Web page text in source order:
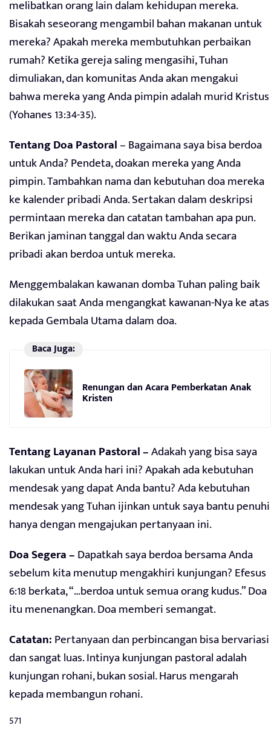
melibatkan orang lain dalam kehidupan mereka.
Bisakah seseorang mengambil bahan makanan untuk
mereka? Apakah mereka membutuhkan perbaikan
rumah? Ketika gereja saling mengasihi, Tuhan
dimuliakan, dan komunitas Anda akan mengakui
bahwa mereka yang Anda pimpin adalah murid Kristus
(Yohanes 13:34-35).
Tentang Doa Pastoral– Bagaimana saya bisa berdoa
untuk Anda? Pendeta, doakan mereka yang Anda
pimpin. Tambahkan nama dan kebutuhan doa mereka
ke kalender pribadi Anda. Sertakan dalam deskripsi
permintaan mereka dan catatan tambahan apa pun.
Berikan jaminan tanggal dan waktu Anda secara
pribadi akan berdoa untuk mereka.
Menggembalakan kawanan domba Tuhan paling baik
dilakukan saat Anda mengangkat kawanan-Nya ke atas
kepada Gembala Utama dalam doa.
Baca Juga:
Renungan dan Acara Pemberkatan Anak
Kristen
Tentang Layanan Pastoral –Adakah yang bisa saya
lakukan untuk Anda hari ini? Apakah ada kebutuhan
mendesak yang dapat Anda bantu? Ada kebutuhan
mendesak yang Tuhan ijinkan untuk saya bantu penuhi
hanya dengan mengajukan pertanyaan ini.
Doa Segera –Dapatkah saya berdoa bersama Anda
sebelum kita menutup mengakhiri kunjungan? Efesus
6:18 berkata, “…berdoa untuk semua orang kudus.” Doa
itu menenangkan. Doa memberi semangat.
Catatan:Pertanyaan dan perbincangan bisa bervariasi
dan sangat luas. Intinya kunjungan pastoral adalah
kunjungan rohani, bukan sosial. Harus mengarah
kepada membangun rohani.
571